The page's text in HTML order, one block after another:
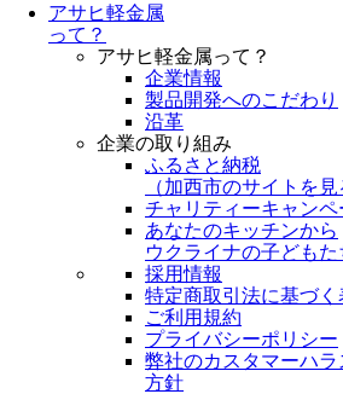
アサヒ軽金属
って？
アサヒ軽金属って？
企業情報
製品開発へのこだわり
沿革
企業の取り組み
ふるさと納税
（加西市のサイトを見
チャリティーキャンペ
あなたのキッチンから
ウクライナの子どもた
採用情報
特定商取引法に基づく
ご利用規約
プライバシーポリシー
弊社のカスタマーハ
方針